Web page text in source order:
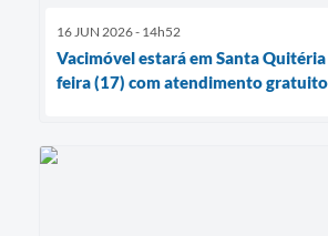
16 JUN 2026 - 14h52
Vacimóvel estará em Santa
feira (17) com atendimento